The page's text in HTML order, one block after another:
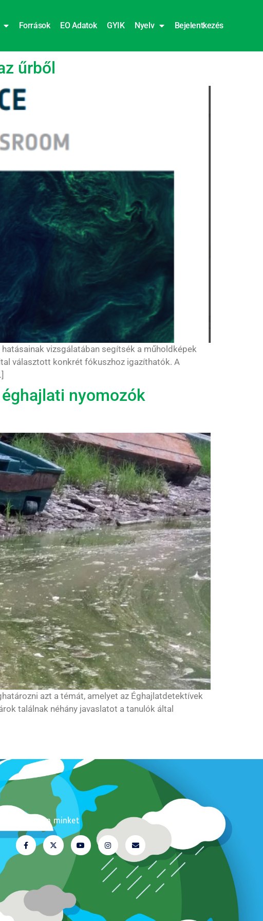
Források EO Adatok GYIK Nyelv Bejelentkezés
űrből
vizsgálatában segítsék a műholdképek
választott konkrét fókuszhoz igazíthatók. A
nyomozók
azt a témát, amelyet az Éghajlatdetektívek
találnak néhány javaslatot a tanulók által
Kövessen minket